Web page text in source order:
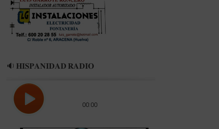
🔉 𝐇𝐈𝐒𝐏𝐀𝐍𝐈𝐃𝐀𝐃 𝐑𝐀𝐃𝐈𝐎